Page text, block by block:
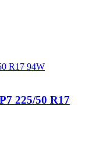
225/50 R17